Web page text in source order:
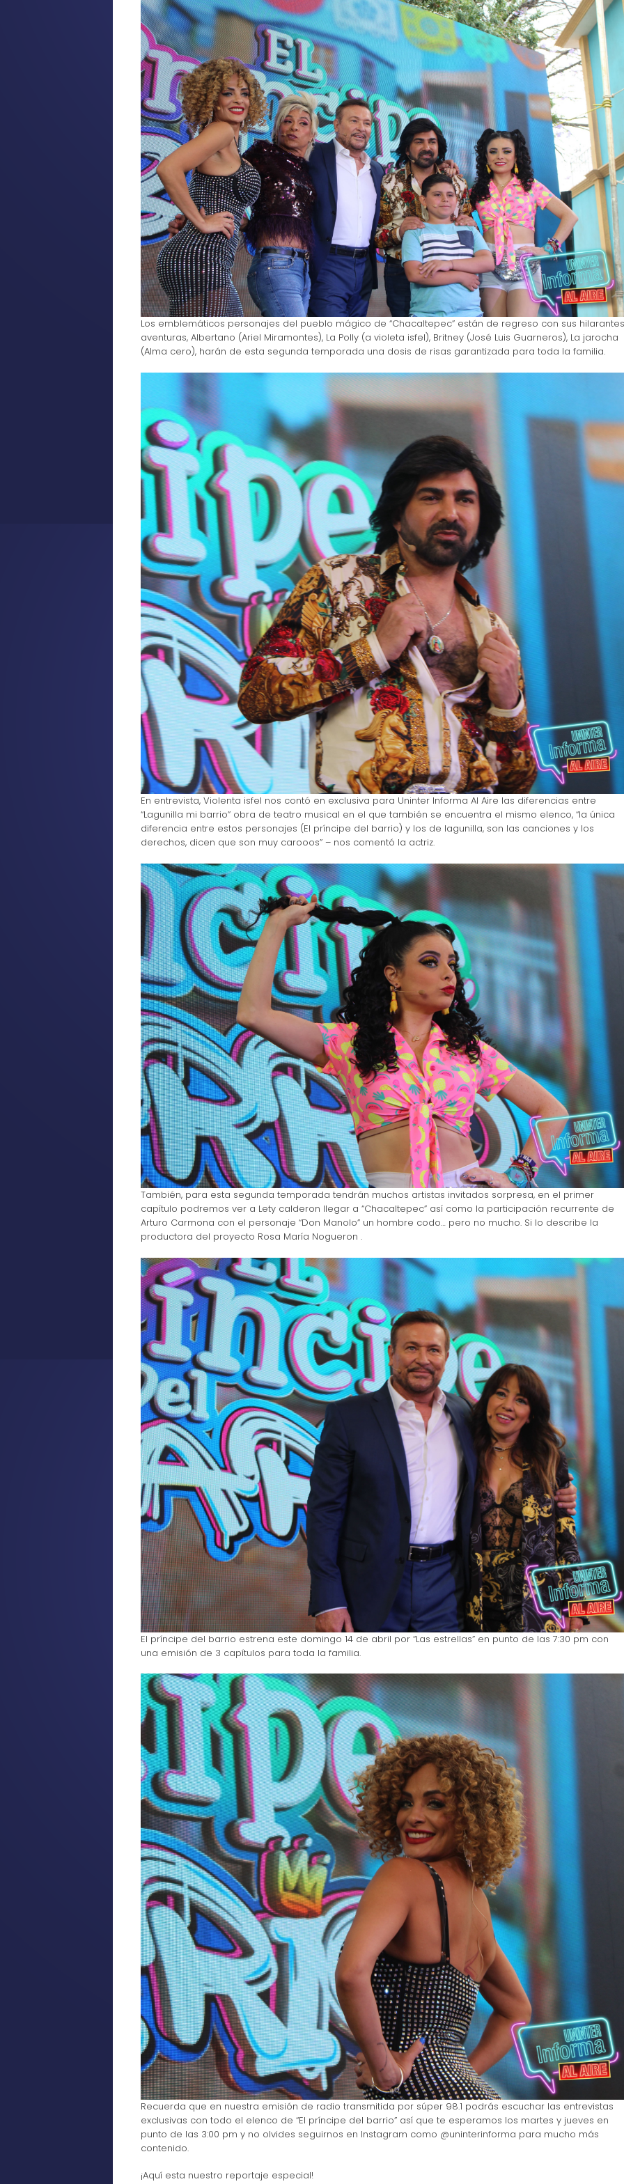
Los emblemáticos personajes del pueblo mágico de “Chacaltepec” están de regreso con sus hilarantes
aventuras, Albertano (Ariel Miramontes), La Polly (a violeta isfel), Britney (José Luis Guarneros), La jarocha
(Alma cero), harán de esta segunda temporada una dosis de risas garantizada para toda la familia.
En entrevista, Violenta isfel nos contó en exclusiva para Uninter Informa Al Aire las diferencias entre
“Lagunilla mi barrio” obra de teatro musical en el que también se encuentra el mismo elenco, “la única
diferencia entre estos personajes (El príncipe del barrio) y los de lagunilla, son las canciones y los
derechos, dicen que son muy carooos” – nos comentó la actriz.
También, para esta segunda temporada tendrán muchos artistas invitados sorpresa, en el primer
capítulo podremos ver a Lety calderon llegar a “Chacaltepec” así como la participación recurrente de
Arturo Carmona con el personaje “Don Manolo” un hombre codo… pero no mucho. Si lo describe la
productora del proyecto Rosa María Nogueron .
El príncipe del barrio estrena este domingo 14 de abril por “Las estrellas” en punto de las 7:30 pm con
una emisión de 3 capítulos para toda la familia.
Recuerda que en nuestra emisión de radio transmitida por súper 98.1 podrás escuchar las entrevistas
exclusivas con todo el elenco de “El príncipe del barrio” así que te esperamos los martes y jueves en
punto de las 3:00 pm y no olvides seguirnos en Instagram como @uninterinforma para mucho más
contenido.
¡Aquí esta nuestro reportaje especial!